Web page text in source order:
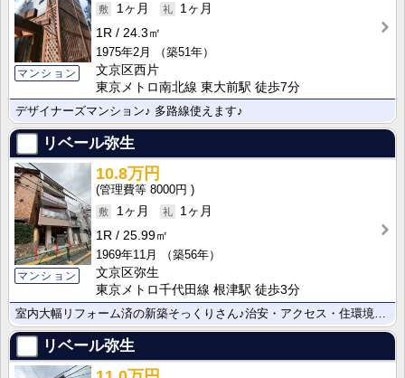
マンション
1ヶ月
1ヶ月
1R
24.3㎡
1975年2月
（築51年）
文京区西片
東京メトロ南北線 東大前駅 徒歩7分
デザイナーズマンション♪ 多路線使えます♪
リベール弥生
マンション
10.8万円
8000円
1ヶ月
1ヶ月
1R
25.99㎡
1969年11月
（築56年）
文京区弥生
東京メトロ千代田線 根津駅 徒歩3分
リベール弥生